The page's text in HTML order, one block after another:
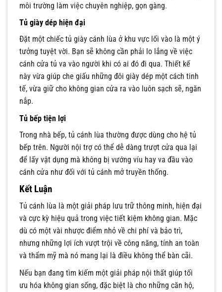
môi trường làm việc chuyên nghiệp, gọn gàng.
Tủ giày dép hiện đại
Đặt một chiếc tủ giày cánh lùa ở khu vực lối vào là một ý
tưởng tuyệt vời. Bạn sẽ không cần phải lo lắng về việc
cánh cửa tủ va vào người khi có ai đó đi qua. Thiết kế
này vừa giúp che giấu những đôi giày dép một cách tinh
tế, vừa giữ cho không gian cửa ra vào luôn sạch sẽ, ngăn
nắp.
Tủ bếp tiện lợi
Trong nhà bếp, tủ cánh lùa thường được dùng cho hệ tủ
bếp trên. Người nội trợ có thể dễ dàng trượt cửa qua lại
để lấy vật dụng mà không bị vướng víu hay va đầu vào
cánh cửa như đối với tủ cánh mở truyền thống.
Kết Luận
Tủ cánh lùa là một giải pháp lưu trữ thông minh, hiện đại
và cực kỳ hiệu quả trong việc tiết kiệm không gian. Mặc
dù có một vài nhược điểm nhỏ về chi phí và bảo trì,
nhưng những lợi ích vượt trội về công năng, tính an toàn
và thẩm mỹ mà nó mang lại là điều không thể bàn cãi.
Nếu bạn đang tìm kiếm một giải pháp nội thất giúp tối
ưu hóa không gian sống, đặc biệt là cho những căn hộ,